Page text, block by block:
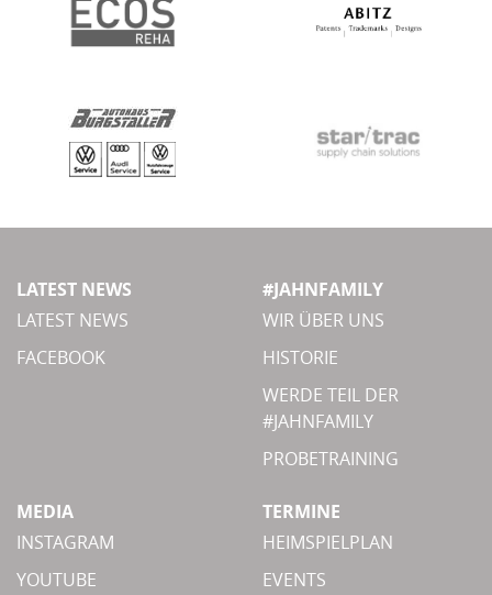
LATEST NEWS
LATEST NEWS
FACEBOOK
#JAHNFAMILY
WIR ÜBER UNS
HISTORIE
WERDE TEIL DER
#JAHNFAMILY
PROBETRAINING
MEDIA
INSTAGRAM
YOUTUBE
TERMINE
HEIMSPIELPLAN
EVENTS